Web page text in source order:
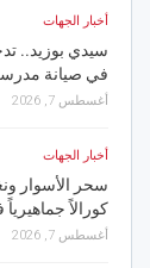
أخبار الجهات
سيدي بوزيد..
في صيانة مدرسة
أغسطس 7, 2026
أخبار الجهات
سحر الأسوار
كورالاً
أغسطس 7, 2026